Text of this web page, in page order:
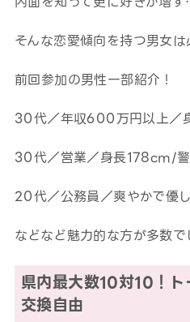
そんな恋愛傾向を持つ男女
前回参加の男性一部紹介！
30代／年収600万円以上／
30代／営業／身長178cm/
20代／公務員／爽やかで優
などなど魅力的な方が多数で
県内最大数10対10！ト
交換自由